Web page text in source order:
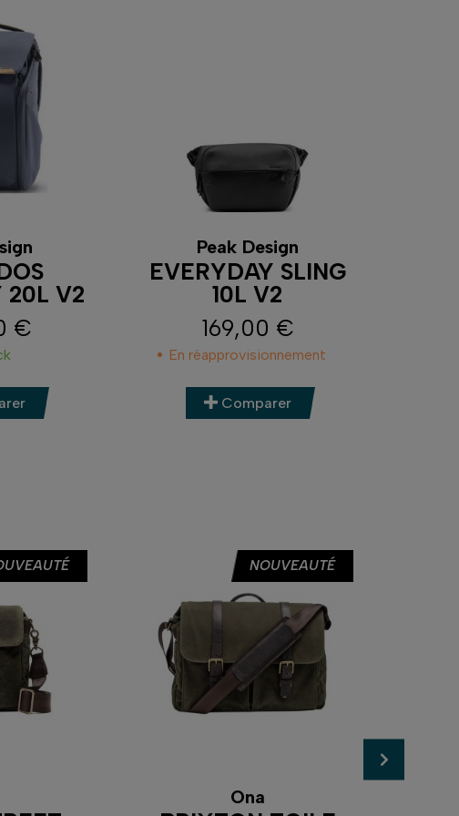
20L V2
€
Peak Design
EVERYDAY SLING
10L V2
Prix
169,00 €
En réapprovisionnement
Comparer
NOUVEAUTÉ
Ona